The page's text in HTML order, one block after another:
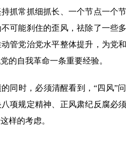
抓常抓细抓长、一个节点一个
可能刹住的歪风，祛除了一些
管党治党水平整体提升，为党
的自我革命一条重要经验。
时，必须清醒看到，“四风”
项规定精神、正风肃纪反腐必
样的考虑。